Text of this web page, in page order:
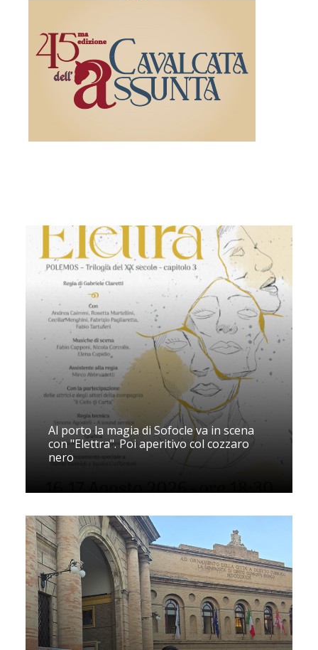
Al porto la magia di Sofocle va in scena
con "Elettra". Poi aperitivo col cozzaro
nero